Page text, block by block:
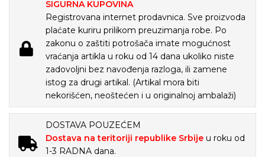
SIGURNA KUPOVINA
Registrovana internet prodavnica. Sve proizvoda
plaćate kuriru prilikom preuzimanja robe. Po
zakonu o zaštiti potrošača imate mogućnost
vraćanja artikla u roku od 14 dana ukoliko niste
zadovoljni bez navođenja razloga, ili zamene
istog za drugi artikal. (Artikal mora biti
nekorišćen, neoštećen i u originalnoj ambalaži)
DOSTAVA POUZEĆEM
Dostava na teritoriji republike Srbije u roku od
1-3 RADNA dana.